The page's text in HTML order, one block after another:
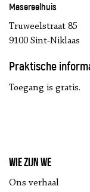
Masereelhuis
Truweelstraat 85
9100 Sint-Niklaas
Praktische
Toegang is gratis.
Wie zijn we
Ons verhaal